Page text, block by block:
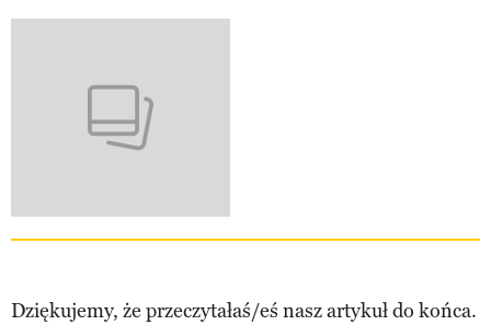
Dziękujemy, że przeczytałaś/eś nasz artykuł do końca.